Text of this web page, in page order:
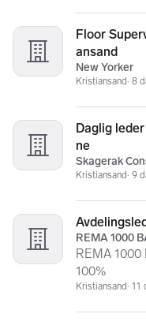
Floor
ansand
New Yorker
Kristiansand 8
Daglig
ne
Skagerak
Kristiansand 9
REMA 1000
REMA 1000
100%
Kristiansand 11